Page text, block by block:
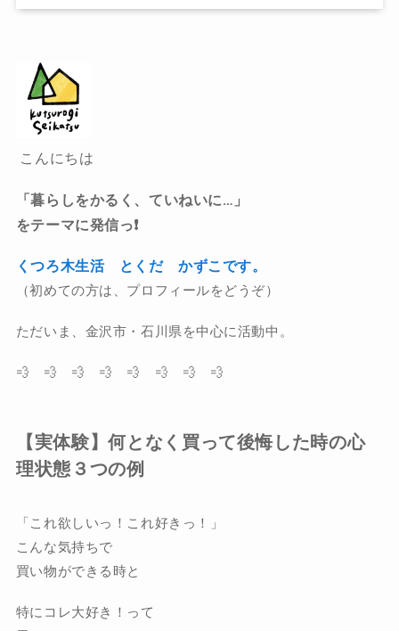
こんにちは
「暮らしをかるく、ていねいに…」
をテーマに発信っ❗️
くつろ木生活 とくだ かずこです。
（初めての方は、プロフィールをどうぞ）
ただいま、金沢市・石川県を中心に活動中。
💨 💨 💨 💨 💨 💨 💨 💨
【実体験】何となく買って後悔した時の心
理状態３つの例
「これ欲しいっ！これ好きっ！」
こんな気持ちで
買い物ができる時と
特にコレ大好き！って